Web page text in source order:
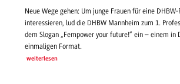
Neue Wege gehen: Um junge Frauen für eine DHBW-
interessieren, lud die DHBW Mannheim zum 1.
dem Slogan „Fempower your future!“ ein – einem in
einmaligen Format.
weiterlesen